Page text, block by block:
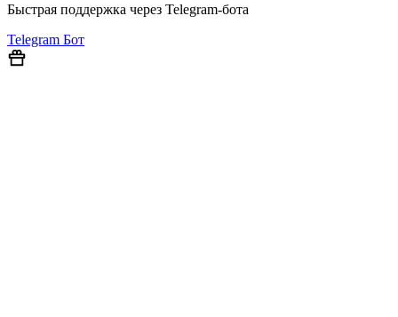
Быстрая поддержка через Telegram-бота
Telegram Бот